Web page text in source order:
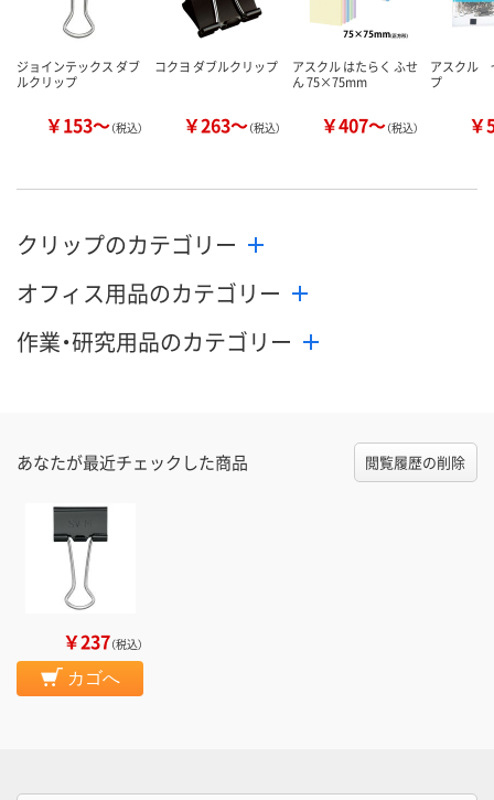
ジョインテックス ダブ
ルクリップ
￥153～（税込）
コクヨ ダブルクリップ
￥263～（税込）
アスクル はたらく ふせ
ん 75×75mm
￥407～（税込）
アスクル
プ
￥
クリップのカテゴリー
オフィス用品のカテゴリー
作業・研究用品のカテゴリー
あなたが最近チェックした商品 閲覧履歴の削除
￥237（税込）
カゴへ